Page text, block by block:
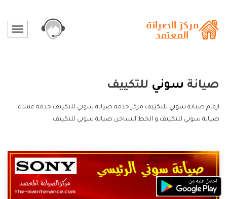
صيانة سوني للتكييف
ارقام صيانة سوني للتكييف مركز خدمة صيانة سوني للتكييف خدمة عملاء
صيانة سوني للتكييف و الخط الساخن صيانة سوني للتكييف.